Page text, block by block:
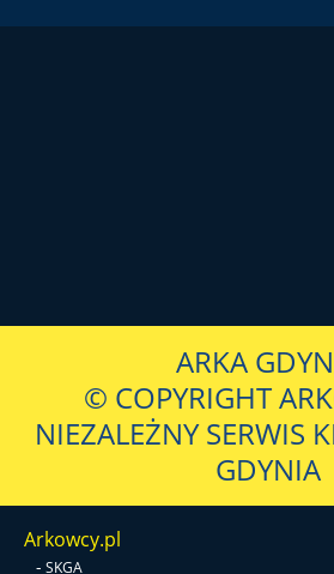
ARKA
© COPYRIGHT
NIEZALEŻNY SERWIS
GDYNIA
Arkowcy.pl
- SKGA